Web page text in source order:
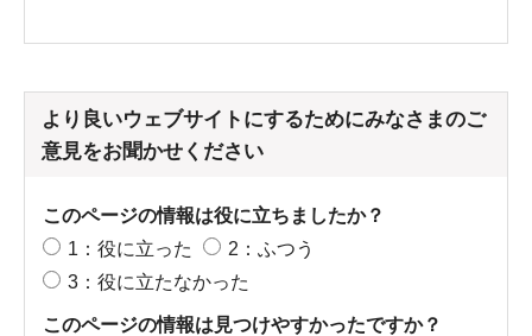
より良いウェブサイトにするためにみなさまのご
意見をお聞かせください
このページの情報は役に立ちましたか？
1：役に立った
2：ふつう
3：役に立たなかった
このページの情報は見つけやすかったですか？